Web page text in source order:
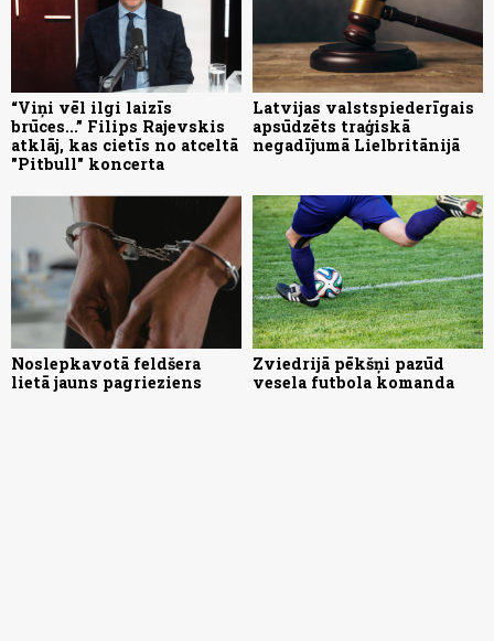
“Viņi vēl ilgi laizīs
brūces...” Filips Rajevskis
atklāj, kas cietīs no atceltā
"Pitbull" koncerta
Latvijas valstspiederīgais
apsūdzēts traģiskā
negadījumā Lielbritānijā
Noslepkavotā feldšera
lietā jauns pagrieziens
Zviedrijā pēkšņi pazūd
vesela futbola komanda